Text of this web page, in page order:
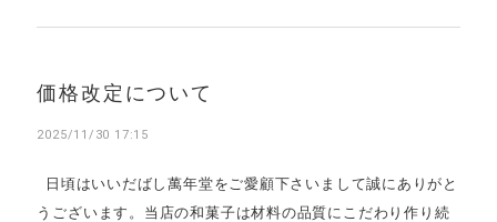
価格改定について
2025/11/30 17:15
日頃はいいだばし萬年堂をご愛顧下さいまして誠にありがと
うございます。当店の和菓子は材料の品質にこだわり作り続